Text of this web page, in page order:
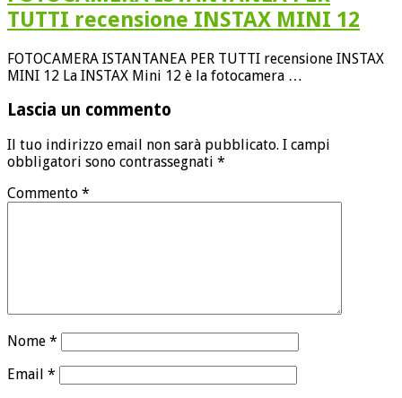
TUTTI recensione INSTAX MINI 12
FOTOCAMERA ISTANTANEA PER TUTTI recensione INSTAX
MINI 12 La INSTAX Mini 12 è la fotocamera …
Lascia un commento
Il tuo indirizzo email non sarà pubblicato. I campi
obbligatori sono contrassegnati *
Commento *
Nome *
Email *